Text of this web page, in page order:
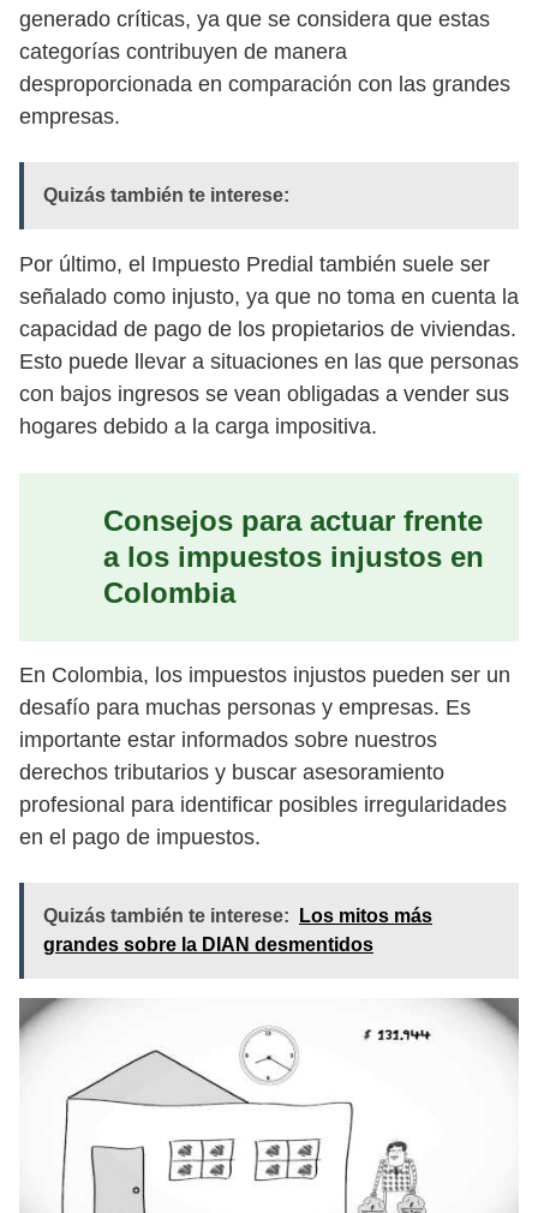
generado críticas, ya que se considera que estas
categorías contribuyen de manera
desproporcionada en comparación con las grandes
empresas.
Quizás también te interese:
Por último, el Impuesto Predial también suele ser
señalado como injusto, ya que no toma en cuenta la
capacidad de pago de los propietarios de viviendas.
Esto puede llevar a situaciones en las que personas
con bajos ingresos se vean obligadas a vender sus
hogares debido a la carga impositiva.
Consejos para actuar frente
a los impuestos injustos en
Colombia
En Colombia, los impuestos injustos pueden ser un
desafío para muchas personas y empresas. Es
importante estar informados sobre nuestros
derechos tributarios y buscar asesoramiento
profesional para identificar posibles irregularidades
en el pago de impuestos.
Quizás también te interese:
Los mitos más
grandes sobre la DIAN desmentidos